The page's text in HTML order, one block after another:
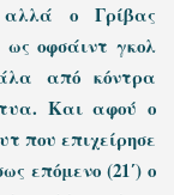
ο Γρίβας
ως οφσάιντ γκολ
από κόντρα
Και αφού ο
που επιχείρησε
επόμενο (21΄) ο